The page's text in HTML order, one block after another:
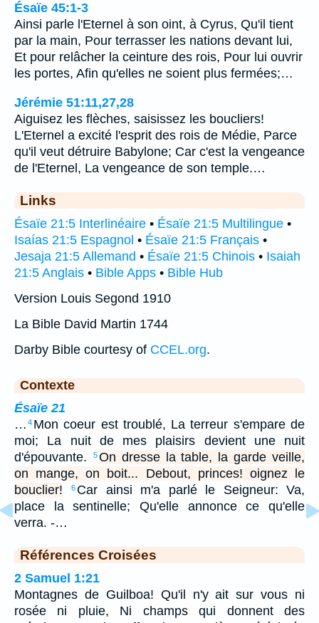
Ésaïe 45:1-3
Ainsi parle l'Eternel à son oint, à Cyrus, Qu'il tient
par la main, Pour terrasser les nations devant lui,
Et pour relâcher la ceinture des rois, Pour lui ouvrir
les portes, Afin qu'elles ne soient plus fermées;…
Jérémie 51:11,27,28
Aiguisez les flèches, saisissez les boucliers!
L'Eternel a excité l'esprit des rois de Médie, Parce
qu'il veut détruire Babylone; Car c'est la vengeance
de l'Eternel, La vengeance de son temple.…
Links
Ésaïe 21:5 Interlinéaire • Ésaïe 21:5 Multilingue •
Isaías 21:5 Espagnol • Ésaïe 21:5 Français •
Jesaja 21:5 Allemand • Ésaïe 21:5 Chinois • Isaiah
21:5 Anglais • Bible Apps • Bible Hub
Version Louis Segond 1910
La Bible David Martin 1744
Darby Bible courtesy of CCEL.org.
Contexte
Ésaïe 21
… 4 Mon coeur est troublé, La terreur s'empare de
moi; La nuit de mes plaisirs devient une nuit
d'épouvante.
5On dresse la table, la garde veille,
on mange, on boit... Debout, princes! oignez le
bouclier!
6 Car ainsi m'a parlé le Seigneur: Va,
place la sentinelle; Qu'elle annonce ce qu'elle
verra. -…
Références Croisées
2 Samuel 1:21
Montagnes de Guilboa! Qu'il n'y ait sur vous ni
rosée ni pluie, Ni champs qui donnent des